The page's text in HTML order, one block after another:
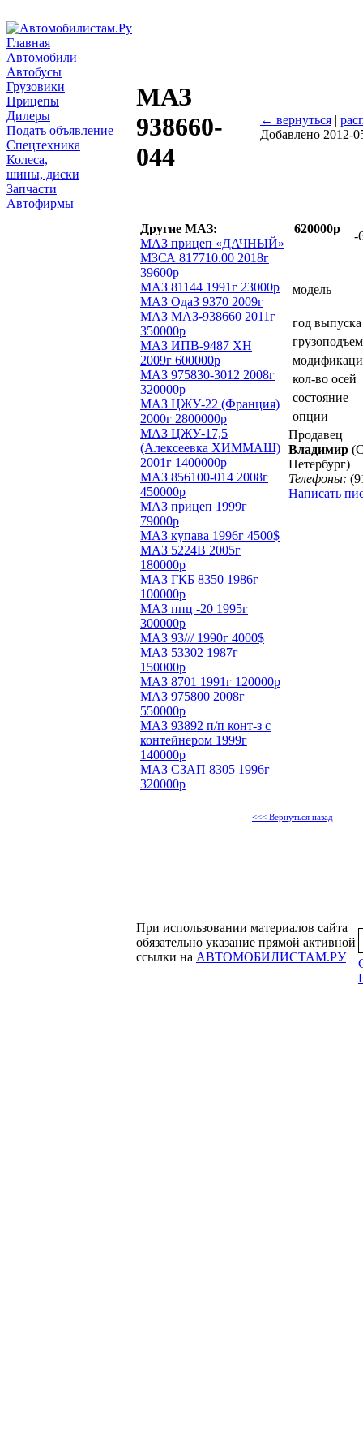
Главная
Автомобили
Автобусы
Грузовики
Прицепы
Дилеры
Подать объявление
Спецтехника
Колеса,
шины, диски
Запчасти
Автофирмы
МАЗ
938660-
044
← вернуться |
Добавлено 2012-
Другие МАЗ:
МАЗ прицеп «ДАЧНЫЙ»
МЗСА 817710.00 2018г
39600р
МАЗ 81144 1991г 23000р
МАЗ ОдаЗ 9370 2009г
МАЗ МАЗ-938660 2011г
350000р
МАЗ ИПВ-9487 ХН
2009г 600000р
МАЗ 975830-3012 2008г
320000р
МАЗ ЦЖУ-22 (Франция)
2000г 2800000р
МАЗ ЦЖУ-17,5
(Алексеевка ХИММАШ)
2001г 1400000р
МАЗ 856100-014 2008г
450000р
МАЗ прицеп 1999г
79000р
МАЗ купава 1996г 4500$
МАЗ 5224В 2005г
180000р
МАЗ ГКБ 8350 1986г
100000р
МАЗ ппц -20 1995г
300000р
МАЗ 93/// 1990г 4000$
МАЗ 53302 1987г
150000р
МАЗ 8701 1991г 120000р
МАЗ 975800 2008г
550000р
МАЗ 93892 п/п конт-з с
контейнером 1999г
140000р
МАЗ СЗАП 8305 1996г
320000р
620000р
-
модель
год выпуска
кол-во осей
состояние
опции
Продавец
Владимир
Петербург)
Телефоны:
Написать
<<< Вернуться назад
При использовании материалов сайта
обязательно указание прямой активной
ссылки на АВТОМОБИЛИСТАМ.РУ